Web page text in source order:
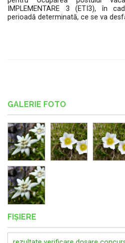
IMPLEMENTARE 3 (ETI3), în
perioadă determinată, ce se va
GALERIE FOTO
FIȘIERE